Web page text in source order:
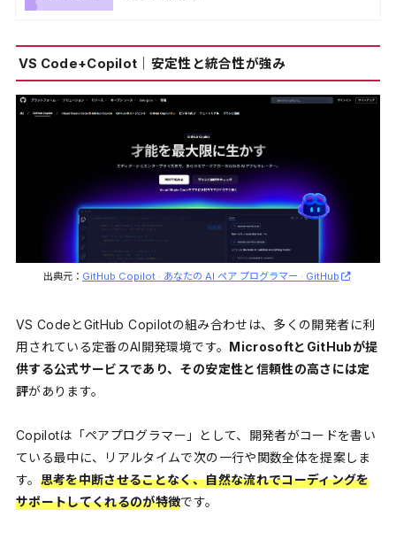
VS Code+Copilot｜安定性と統合性が強み
出典元： GitHub Copilot · あなたの AI ペア プログラマー · GitHub
VS CodeとGitHub Copilotの組み合わせは、多くの開発者に利
用されている定番のAI開発環境です。 MicrosoftとGitHubが提
供する公式サービスであり、その安定性と信頼性の高さには定
評があります。
Copilotは「ペアプログラマー」として、開発者がコードを書い
ている最中に、リアルタイムで次の一行や関数全体を提案しま
す。 思考を中断させることなく、自然な流れでコーディングを
サポートしてくれるのが特徴です。